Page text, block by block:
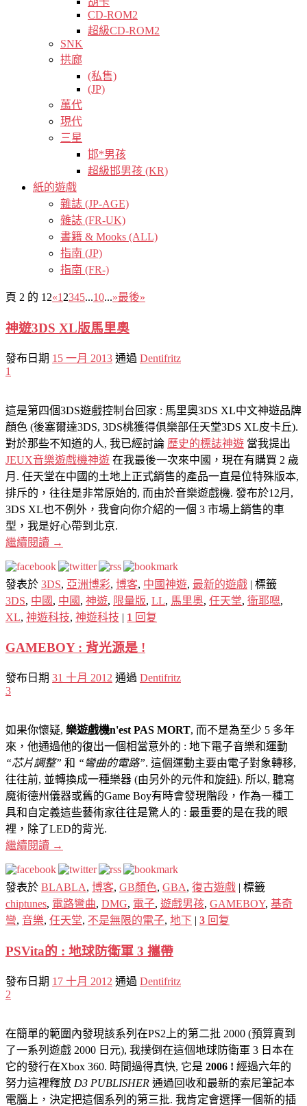
CD-ROM2
超級CD-ROM2
SNK
拱廊
(私售)
(JP)
萬代
現代
三星
邯*男孩
超級邯男孩 (KR)
紙的遊戲
雜誌 (JP-AGE)
雜誌 (FR-UK)
書籍 & Mooks (ALL)
指南 (JP)
指南 (FR-)
頁 2 的 12«1 2345...10...»最後»
神遊3DS XL版馬里奧
發布日期 15 一月 2013 通過 Dentifritz
1
這是第四個3DS遊戲控制台回家 : 馬里奧3DS XL中文神遊品牌
顏色 (後塞爾達3DS, 3DS桃獲得俱樂部任天堂3DS XL皮卡丘).
對於那些不知道的人, 我已經討論 歷史的標誌神遊 當我提出
JEUX音樂遊戲機神遊 在我最後一次來中國，現在有購買 2 歲
月. 任天堂在中國的土地上正式銷售的產品一直是位特殊版本,
排斥的，往往是非常原始的, 而由於音樂遊戲機. 發布於12月,
3DS XL也不例外，我會向你介紹的一個 3 市場上銷售的車
型，我是好心帶到北京.
繼續閱讀 →
發表於 3DS, 亞洲博彩, 博客, 中國神遊, 最新的遊戲 | 標籤
3DS, 中國 , 中國 , 神遊, 限量版, LL, 馬里奧, 任天堂, 衛耶嗯,
XL, 神遊科技, 神遊科技 | 1 回复
GAMEBOY : 背光源是 !
發布日期 31 十月 2012 通過 Dentifritz
3
如果你懷疑, 樂遊戲機n'est PAS MORT, 而不是為至少 5 多年
來，他通過他的復出一個相當意外的 : 地下電子音樂和運動
“芯片調整” 和 “彎曲的電路”. 這個運動主要由電子對象轉移,
往往前, 並轉換成一種樂器 (由另外的元件和旋鈕). 所以, 聽寫
魔術德州儀器或舊的Game Boy有時會發現階段，作為一種工
具和自定義這些藝術家往往是驚人的 : 最重要的是在我的眼
裡，除了LED的背光.
繼續閱讀 →
發表於 BLABLA, 博客, GB顏色, GBA, 復古遊戲 | 標籤
chiptunes, 電路彎曲, DMG, 電子, 遊戲男孩, GAMEBOY, 基奇
彎, 音樂, 任天堂, 不是無限的電子, 地下 | 3 回复
PSVita的 : 地球防衛軍 3 攜帶
發布日期 17 十月 2012 通過 Dentifritz
2
在簡單的範圍內發現該系列在PS2上的第二批 2000 (預算賣到
了一系列遊戲 2000 日元), 我撲倒在這​​個地球防衛軍 3 日本在
它的發行在Xbox 360. 時間過得真快, 它是 2006 ! 經過六年的
努力這裡釋放 D3 PUBLISHER 通過回收和最新的索尼筆記本
電腦上，決定把這個系列的第三批. 我肯定會選擇一個新的插